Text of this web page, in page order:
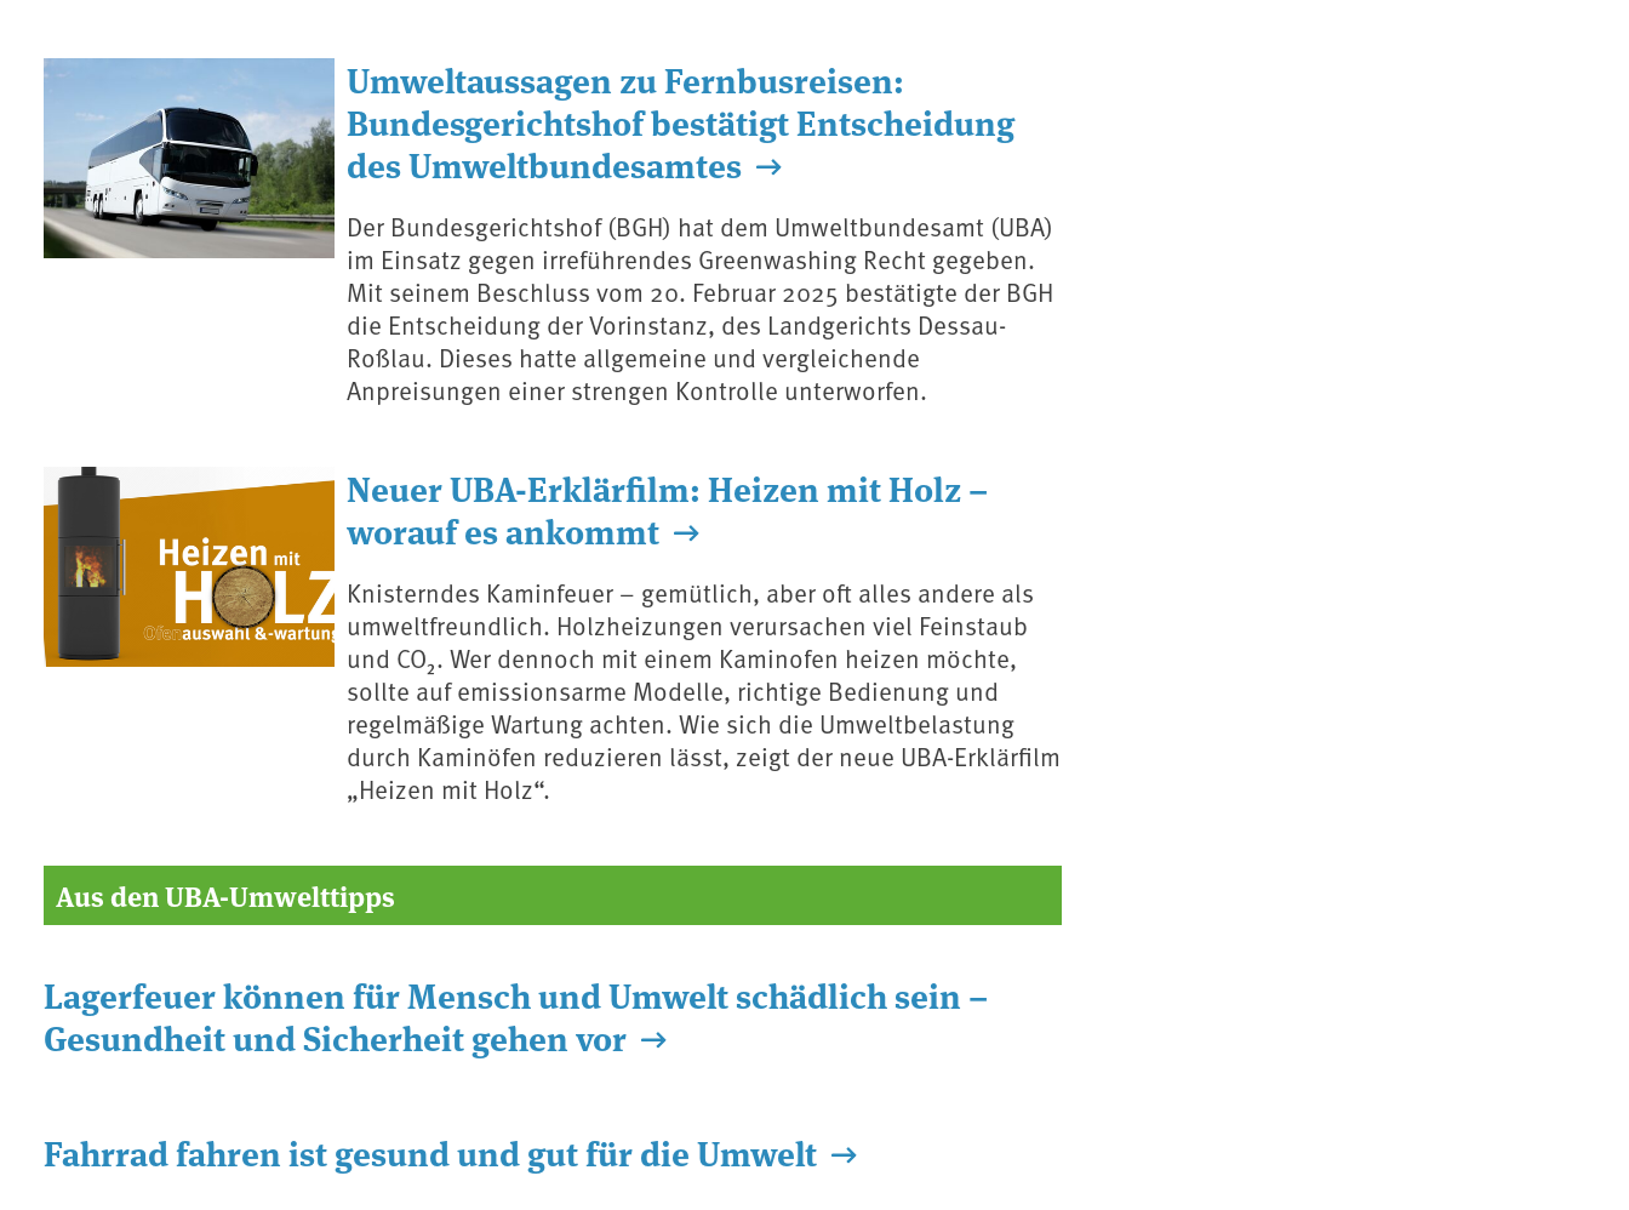
Umweltaussagen zu Fernbusreisen:
Bundesgerichtshof bestätigt Entscheidung
des Umweltbundesamtes
Der Bundesgerichtshof (BGH) hat dem Umweltbundesamt (UBA)
im Einsatz gegen irreführendes Greenwashing Recht gegeben.
Mit seinem Beschluss vom 20. Februar 2025 bestätigte der BGH
die Entscheidung der Vorinstanz, des Landgerichts Dessau-
Roßlau. Dieses hatte allgemeine und vergleichende
Anpreisungen einer strengen Kontrolle unterworfen.
Neuer UBA-Erklärfilm: Heizen mit Holz –
worauf es ankommt
Knisterndes Kaminfeuer – gemütlich, aber oft alles andere als
umweltfreundlich. Holzheizungen verursachen viel Feinstaub
und CO₂. Wer dennoch mit einem Kaminofen heizen möchte,
sollte auf emissionsarme Modelle, richtige Bedienung und
regelmäßige Wartung achten. Wie sich die Umweltbelastung
durch Kaminöfen reduzieren lässt, zeigt der neue UBA-Erklärfilm
„Heizen mit Holz“.
Aus den UBA-Umwelttipps
Lagerfeuer können für Mensch und Umwelt schädlich sein –
Gesundheit und Sicherheit gehen vor
Fahrrad fahren ist gesund und gut für die Umwelt